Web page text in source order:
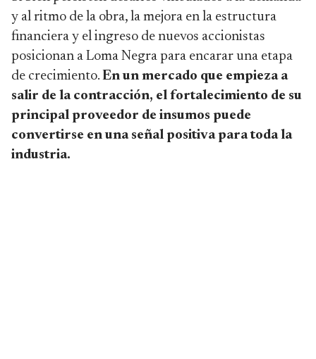
y al ritmo de la obra, la mejora en la estructura
financiera y el ingreso de nuevos accionistas
posicionan a Loma Negra para encarar una etapa
de crecimiento. En un mercado que empieza a
salir de la contracción, el fortalecimiento de su
principal proveedor de insumos puede
convertirse en una señal positiva para toda la
industria.